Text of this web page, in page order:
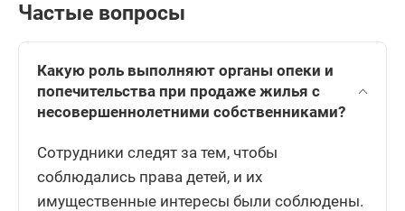
Частые вопросы
Какую роль выполняют органы опеки и
попечительства при продаже жилья с
несовершеннолетними собственниками?
Сотрудники следят за тем, чтобы
соблюдались права детей, и их
имущественные интересы были соблюдены.